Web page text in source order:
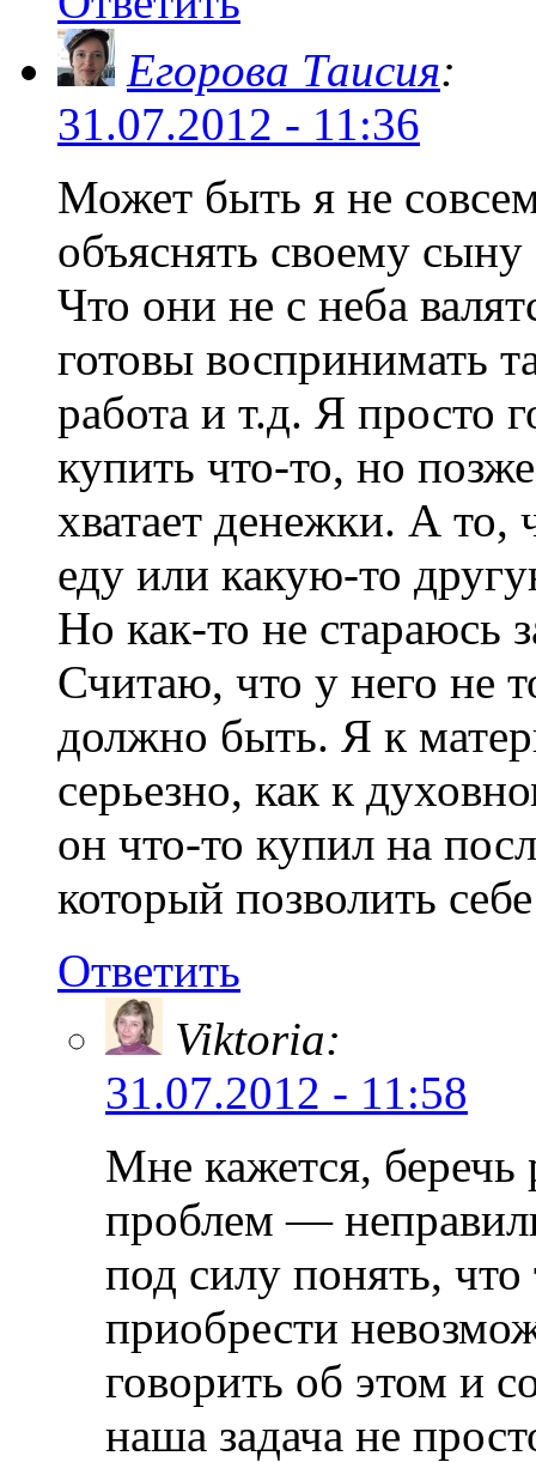
Егорова Таисия:
31.07.2012 - 11:36
Может быть я не
объяснять своему сыну
Что они не с неба
готовы воспринимать
работа и т.д. Я просто
купить что-то, но
хватает денежки. А
еду или какую-то
Но как-то не стараюсь
Считаю, что у него не
должно быть. Я к
серьезно, как к
он что-то купил на
который позволить
Ответить
Viktoria:
31.07.2012 - 11:58
Мне кажется, беречь
проблем —
под силу понять,
приобрести
говорить об этом и
наша задача не